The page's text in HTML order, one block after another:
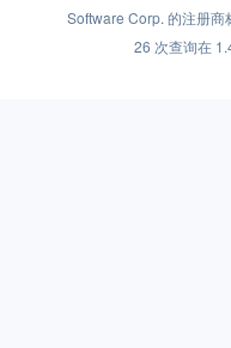
Software Corp. 的注册商
26 次查询在